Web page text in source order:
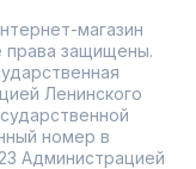
магазин
права защищены.
Ленинского
номер в
Администрацией